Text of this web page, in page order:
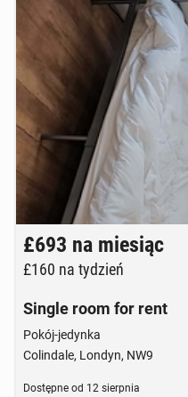
£693 na miesiąc
£160 na tydzień
Single room for rent
Pokój-jedynka
Colindale, Londyn, NW9
Dostępne od 12 sierpnia